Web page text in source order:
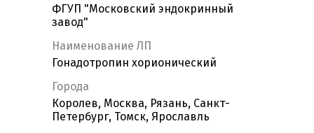
ФГУП "Московский эндокринный
завод"
Наименование ЛП
Гонадотропин хорионический
Города
Королев, Москва, Рязань, Санкт-
Петербург, Томск, Ярославль